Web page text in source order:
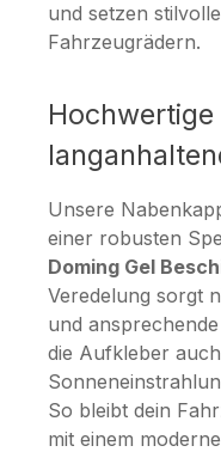
und setzen
Fahrzeugrädern.
Unsere
einer robusten
Doming Gel
Veredelung sorgt
und
die Aufkleber
So bleibt dein
mit einem